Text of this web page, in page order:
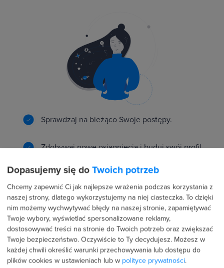
Sprawdzaj na bieżąco Swoje postępy.
Zdobywaj nowe osiągnięcia i buduj swój profil.
Rywalizuj z innymi o najlepszy wynik.
Rekomendacje i dostęp do ofert pracy naszych
partnerów
Dopasujemy się do Twoich potrzeb
Chcemy zapewnić Ci jak najlepsze wrażenia podczas korzystania z
naszej strony, dlatego wykorzystujemy na niej ciasteczka. To dzięki
nim możemy wychwytywać błędy na naszej stronie, zapamiętywać
Twoje wybory, wyświetlać spersonalizowane reklamy,
dostosowywać treści na stronie do Twoich potrzeb oraz zwiększać
Twoje bezpieczeństwo. Oczywiście to Ty decydujesz. Możesz w
każdej chwili określić warunki przechowywania lub dostępu do
plików cookies w ustawieniach lub w polityce prywatności.